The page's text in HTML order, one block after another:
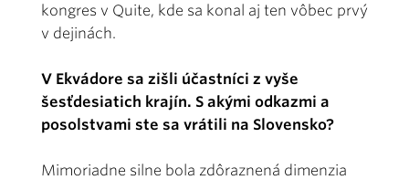
kongres v Quite, kde sa konal aj ten vôbec prvý
v dejinách.
V Ekvádore sa zišli účastníci z vyše
šesťdesiatich krajín. S akými odkazmi a
posolstvami ste sa vrátili na Slovensko?
Mimoriadne silne bola zdôraznená dimenzia